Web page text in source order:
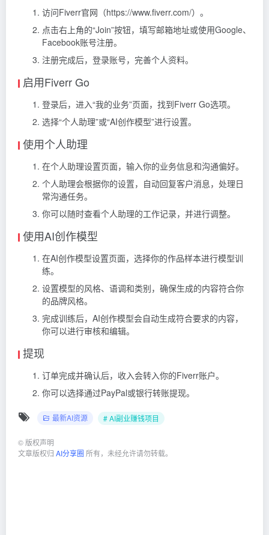
访问Fiverr官网（https://www.fiverr.com/）。
点击右上角的“Join”按钮，填写邮箱地址或使用Google、
Facebook账号注册。
注册完成后，登录账号，完善个人资料。
启用Fiverr Go
登录后，进入“我的业务”页面，找到Fiverr Go选项。
选择“个人助理”或“AI创作模型”进行设置。
使用个人助理
在个人助理设置页面，输入你的业务信息和沟通偏好。
个人助理会根据你的设置，自动回复客户消息，处理日
常沟通任务。
你可以随时查看个人助理的工作记录，并进行调整。
使用AI创作模型
在AI创作模型设置页面，选择你的作品样本进行模型训
练。
设置模型的风格、语调和类别，确保生成的内容符合你
的品牌风格。
完成训练后，AI创作模型会自动生成符合要求的内容，
你可以进行审核和编辑。
提现
订单完成并确认后，收入会转入你的Fiverr账户。
你可以选择通过PayPal或银行转账提现。
最新AI资源 # AI副业赚钱项目
©版权声明
文章版权归 AI分享圈 所有，未经允许请勿转载。